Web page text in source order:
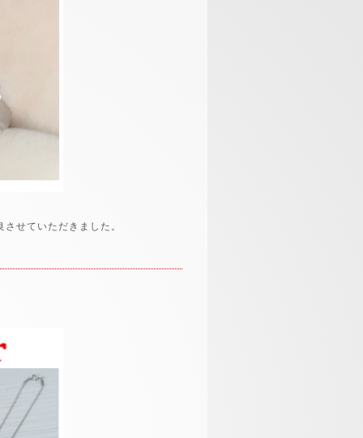
せていただきました。